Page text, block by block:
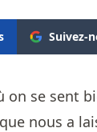
Suivez-
se sent
nous a